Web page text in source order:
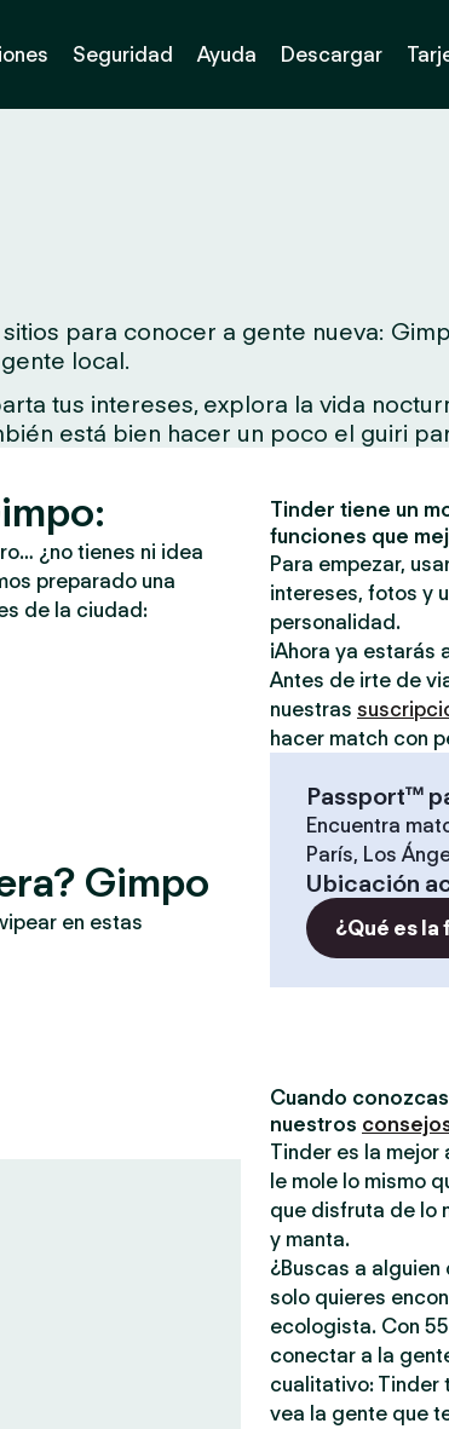
Seguridad Ayuda Descargar
para conocer a gente nueva:
local.
tus intereses, explora la vida
está bien hacer un poco el guiri
¿no tienes ni idea
preparado una
de la ciudad:
Gimpo
en estas
Tinder tiene un
funciones que
Para empezar,
intereses, fotos y
personalidad.
¡Ahora ya estarás
Antes de irte de
nuestras
hacer match con
Passport™
Encuentra
París, Los
Ubicación
¿Qué es la
Cuando
nuestros
Tinder es la mejor
le mole lo mismo
que disfruta de lo
y manta.
¿Buscas a
solo quieres
ecologista. Con
conectar a la
cualitativo: Tinder
vea la gente que